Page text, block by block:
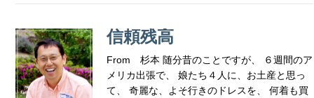
信頼残高
From 杉本 随分昔のことですが、 ６週間のア
メリカ出張で、 娘たち４人に、お土産と思っ
て、 奇麗な、よそ行きのドレスを、 何着も買